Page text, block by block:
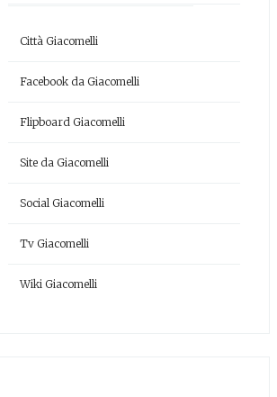
Città Giacomelli
Facebook da Giacomelli
Flipboard Giacomelli
Site da Giacomelli
Social Giacomelli
Tv Giacomelli
Wiki Giacomelli